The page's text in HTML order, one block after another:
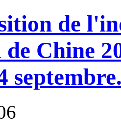
de
Chine